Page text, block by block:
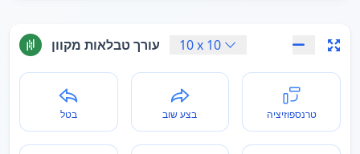
עורך טבלאות מקוון 10x 10
בטל בצע שוב טרנספוזיציה